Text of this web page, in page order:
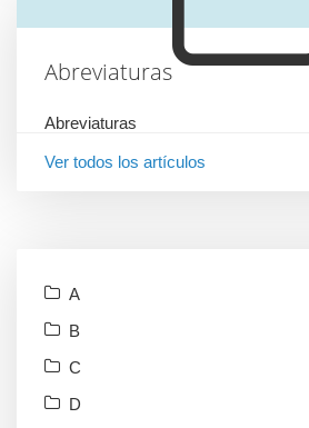
Abreviaturas
Abreviaturas
Ver todos los artículos
A
B
C
D